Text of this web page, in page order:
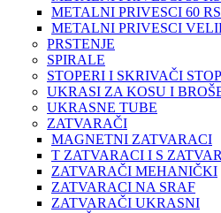
METALNI PRIVESCI 60
METALNI PRIVESCI
PRSTENJE
SPIRALE
STOPERI I SKRIVAČI
UKRASI ZA KOSU I
UKRASNE TUBE
ZATVARAČI
MAGNETNI ZATVARACI
T ZATVARACI I S
ZATVARAČI MEHANIČKI
ZATVARACI NA SRAF
ZATVARAČI UKRASNI